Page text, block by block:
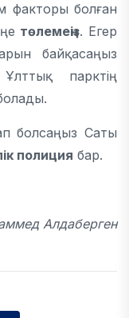
факторы болған
төлемеңіз. Егер
байқасаңыз
парктің
болсаңыз Саты
полиция бар.
Алдаберген